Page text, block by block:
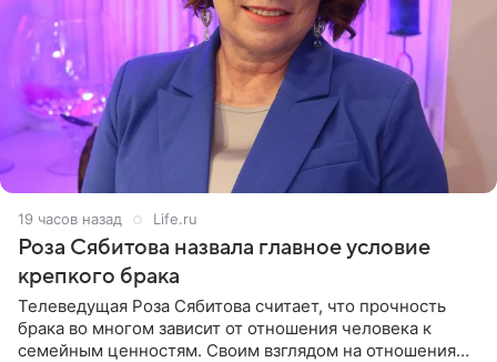
19 часов назад Life.ru
Роза Сябитова назвала главное условие
крепкого брака
Телеведущая Роза Сябитова считает, что прочность
брака во многом зависит от отношения человека к
семейным ценностям. Своим взглядом на отношения